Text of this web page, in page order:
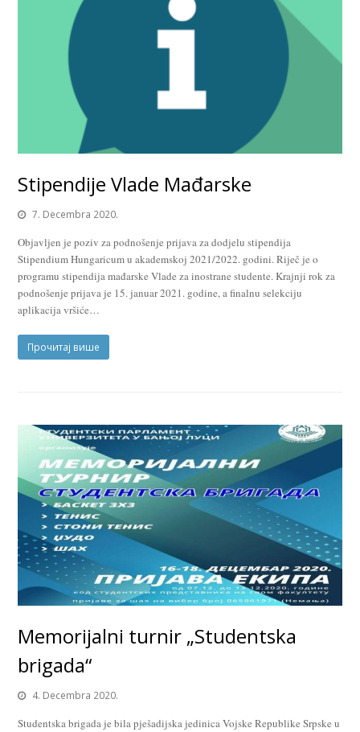
Stipendije Vlade Mađarske
7. Decembra 2020.
Objavljen je poziv za podnošenje prijava za dodjelu stipendija
Stipendium Hungaricum u akademskoj 2021/2022. godini. Riječ je o
programu stipendija mađarske Vlade za inostrane studente. Krajnji rok za
podnošenje prijava je 15. januar 2021. godine, a finalnu selekciju
aplikacija vršiće…
Прочитај више
Memorijalni turnir „Studentska
brigada“
4. Decembra 2020.
Studentska brigada je bila pješadijska jedinica Vojske Republike Srpske u